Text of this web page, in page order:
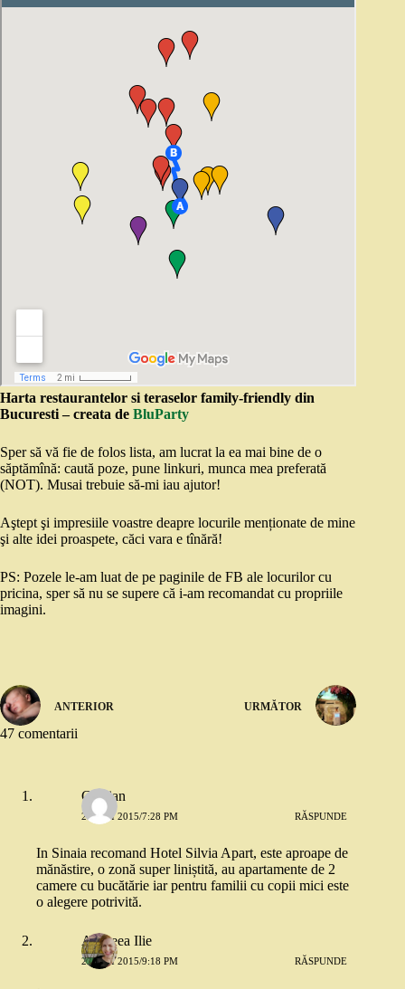
Harta restaurantelor si teraselor family-friendly din
Bucuresti – creata de BluParty
Sper să vă fie de folos lista, am lucrat la ea mai bine de o
săptămînă: caută poze, pune linkuri, munca mea preferată
(NOT). Musai trebuie să-mi iau ajutor!
Aştept şi impresiile voastre deapre locurile menționate de mine
şi alte idei proaspete, căci vara e tînără!
PS: Pozele le-am luat de pe paginile de FB ale locurilor cu
pricina, sper să nu se supere că i-am recomandat cu propriile
imagini.
ANTERIOR URMĂTOR
47 comentarii
Cristian
20 MAI 2015/7:28 PM RĂSPUNDE
In Sinaia recomand Hotel Silvia Apart, este aproape de
mănăstire, o zonă super liniștită, au apartamente de 2
camere cu bucătărie iar pentru familii cu copii mici este
o alegere potrivită.
Andreea Ilie
20 MAI 2015/9:18 PM RĂSPUNDE